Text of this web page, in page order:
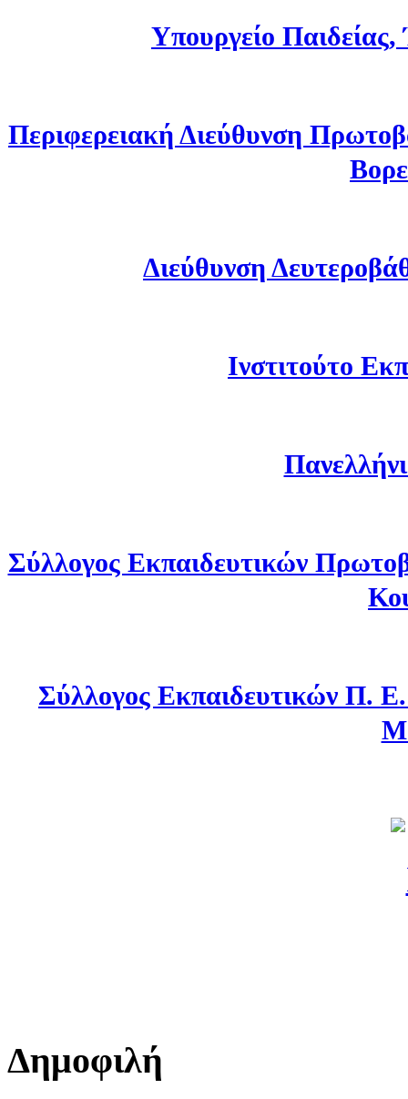
Υπουργείο
Περιφερειακή Διεύθυνση
Διεύθυνση
Ινστιτούτο
Σύλλογος Εκπαιδευτικών
Σύλλογος Εκπαιδευτικών Π.
Δημοφιλή